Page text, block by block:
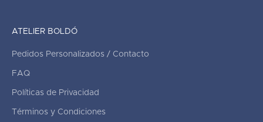
ATELIER BOLDÓ
Pedidos Personalizados / Contacto
FAQ
Políticas de Privacidad
Términos y Condiciones